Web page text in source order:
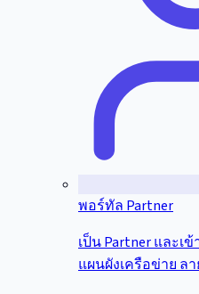
พอร์ทัล Partner
เป็น Partner และเ
แผนผังเครือข่าย ล